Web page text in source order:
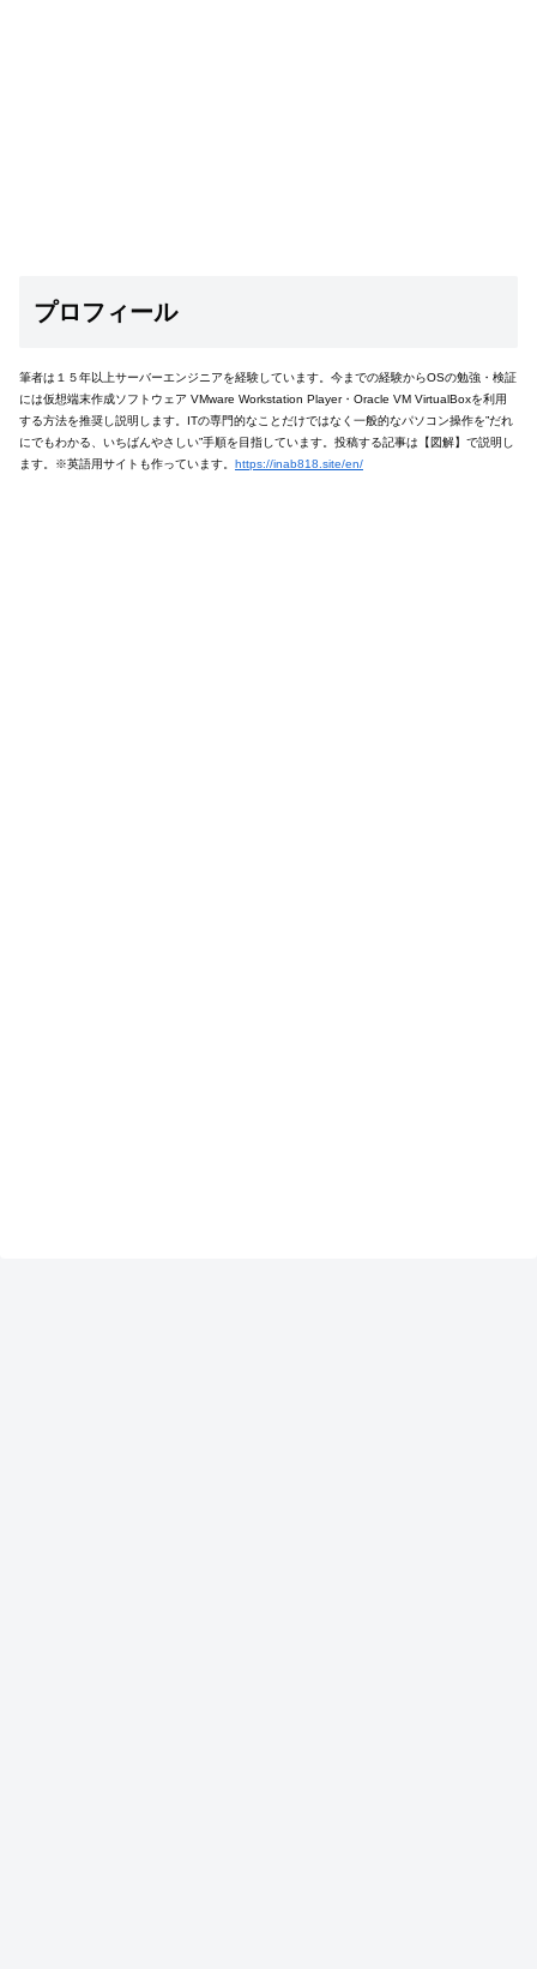
プロフィール
筆者は１５年以上サーバーエンジニアを経験しています。今までの経験からOSの勉強・検証
には仮想端末作成ソフトウェア VMware Workstation Player・Oracle VM VirtualBoxを利用
する方法を推奨し説明します。ITの専門的なことだけではなく一般的なパソコン操作を”だれ
にでもわかる、いちばんやさしい”手順を目指しています。投稿する記事は【図解】で説明し
ます。※英語用サイトも作っています。 https://inab818.site/en/